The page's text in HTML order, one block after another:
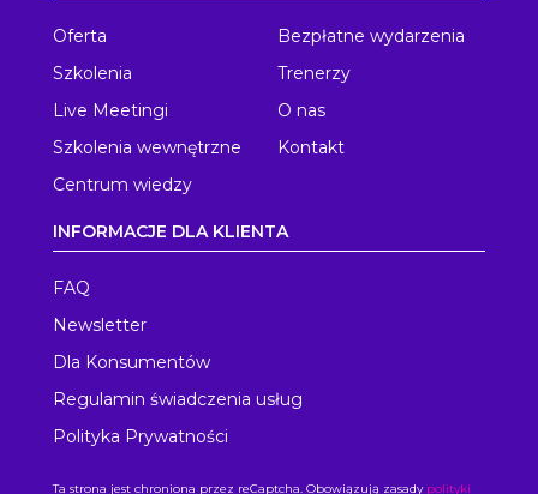
Oferta
Szkolenia
Live Meetingi
Szkolenia wewnętrzne
Centrum wiedzy
Bezpłatne wydarzenia
Trenerzy
O nas
Kontakt
INFORMACJE DLA KLIENTA
FAQ
Newsletter
Dla Konsumentów
Regulamin świadczenia usług
Polityka Prywatności
Ta strona jest chroniona przez reCaptcha. Obowiązują zasady polityki